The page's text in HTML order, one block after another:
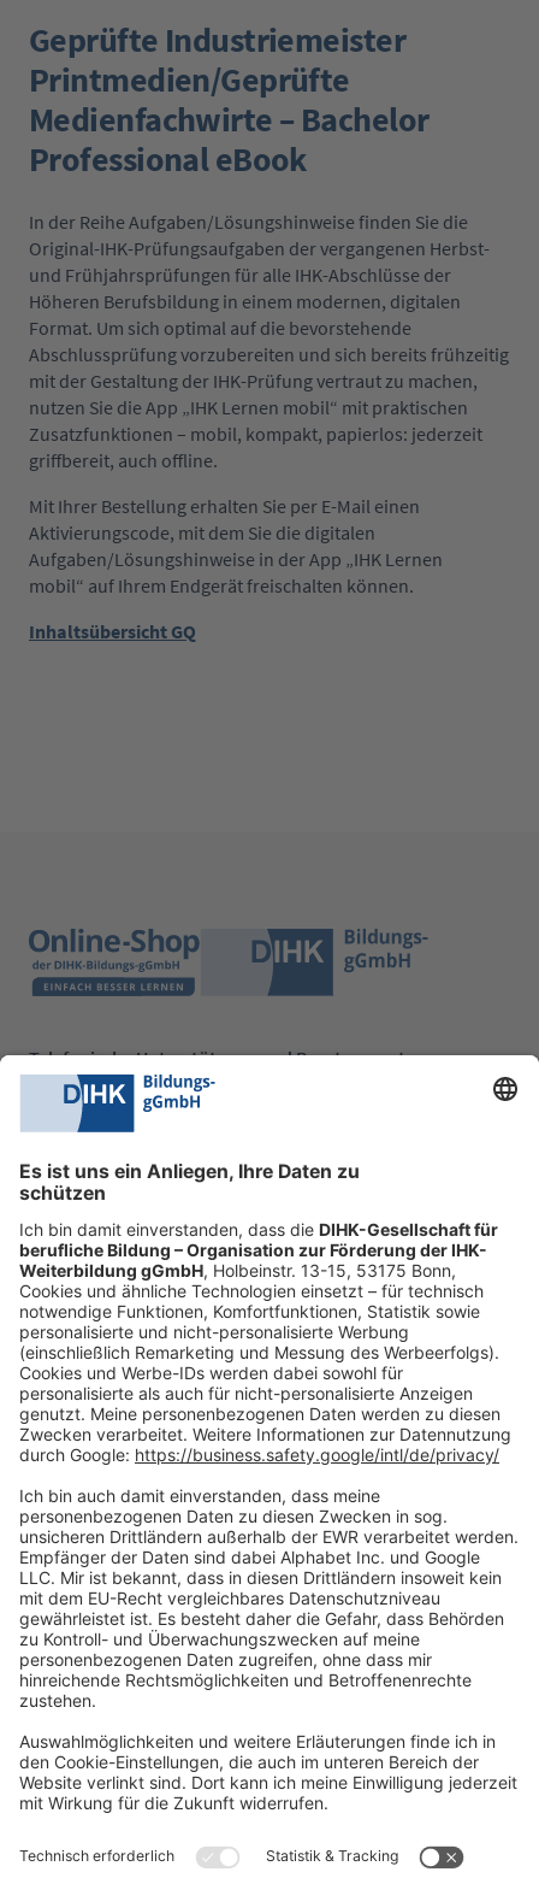
Geprüfte Industriemeister
Printmedien/Geprüfte
Medienfachwirte – Bachelor
Professional eBook
In der Reihe Aufgaben/Lösungshinweise finden Sie die
Original-IHK-Prüfungsaufgaben der vergangenen Herbst-
und Frühjahrsprüfungen für alle IHK-Abschlüsse der
Höheren Berufsbildung in einem modernen, digitalen
Format. Um sich optimal auf die bevorstehende
Abschlussprüfung vorzubereiten und sich bereits frühzeitig
mit der Gestaltung der IHK-Prüfung vertraut zu machen,
nutzen Sie die App „IHK Lernen mobil“ mit praktischen
Zusatzfunktionen – mobil, kompakt, papierlos: jederzeit
griffbereit, auch offline.
Mit Ihrer Bestellung erhalten Sie per E-Mail einen
Aktivierungscode, mit dem Sie die digitalen
Aufgaben/Lösungshinweise in der App „IHK Lernen
mobil“ auf Ihrem Endgerät freischalten können.
Inhaltsübersicht GQ
Telefonische Unterstützung und Beratung unter:
0228 6205 205
Fr.:
09:00-14:00 Uhr
shop@dihk-bildung.shop
Vertrag widerrufen
Zahlungsarten
Social Media
Oft Gesucht
Rund um die Prüfung
Datenschutzerklärung